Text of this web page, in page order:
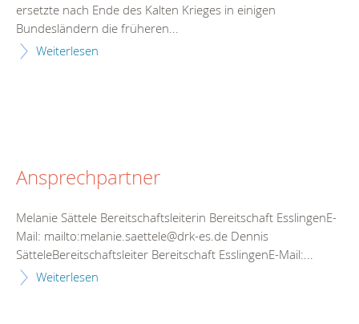
ersetzte nach Ende des Kalten Krieges in einigen
Bundesländern die früheren...
Weiterlesen
Ansprechpartner
Melanie Sättele Bereitschaftsleiterin Bereitschaft EsslingenE-
Mail: mailto:melanie.saettele@drk-es.de Dennis
SätteleBereitschaftsleiter Bereitschaft EsslingenE-Mail:...
Weiterlesen